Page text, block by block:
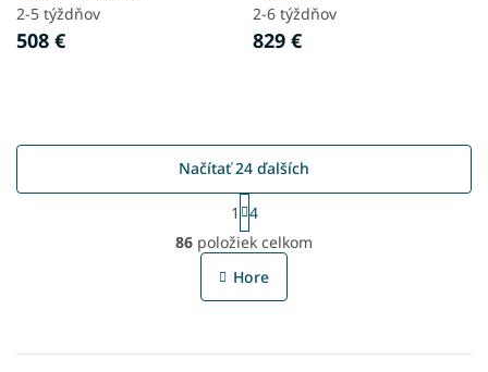
2-5 týždňov
508 €
2-6 týždňov
829 €
O
v
l
c
Načítať 24 ďalších
S
t
r
á
n
a
1
4
86 položiek celkom
Hore